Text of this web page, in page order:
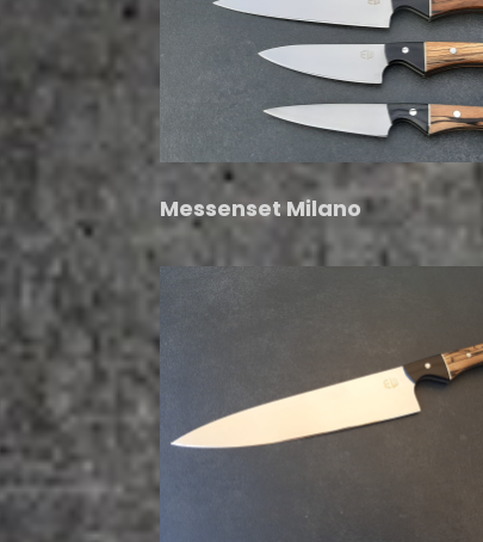
Messenset Milano